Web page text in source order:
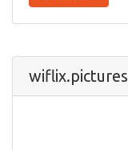
wiflix.pictures